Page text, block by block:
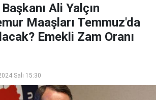
Ali Yalçın
Maaşları Temmuz'da
Emekli Zam Oranı
Salı 15:30